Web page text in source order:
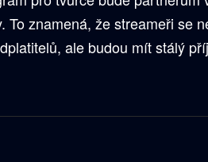
To znamená, že streameři se
ale budou mít stálý